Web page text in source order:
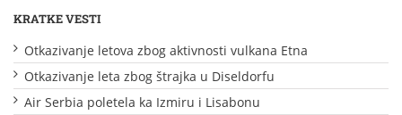
KRATKE VESTI
Otkazivanje letova zbog aktivnosti vulkana Etna
Otkazivanje leta zbog štrajka u Diseldorfu
Air Serbia poletela ka Izmiru i Lisabonu